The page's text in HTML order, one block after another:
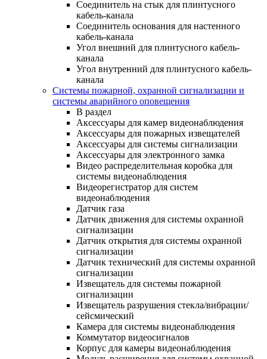
Соединитель на стык для плинтусного
кабель-канала
Соединитель основания для настенного
кабель-канала
Угол внешний для плинтусного кабель-
канала
Угол внутренний для плинтусного кабель-
канала
Системы пожарной, охранной сигнализации и
системы аварийного оповещения
В раздел
Аксессуары для камер видеонаблюдения
Аксессуары для пожарных извещателей
Аксессуары для системы сигнализации
Аксессуары для электронного замка
Видео распределительная коробка для
системы видеонаблюдения
Видеорегистратор для систем
видеонаблюдения
Датчик газа
Датчик движения для системы охранной
сигнализации
Датчик открытия для системы охранной
сигнализации
Датчик технический для системы охранной
сигнализации
Извещатель для системы пожарной
сигнализации
Извещатель разрушения стекла/вибрации/
сейсмический
Камера для системы видеонаблюдения
Коммутатор видеосигналов
Корпус для камеры видеонаблюдения